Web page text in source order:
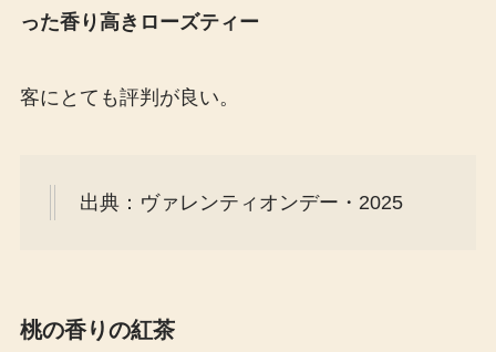
った香り高きローズティー
客にとても評判が良い。
出典：ヴァレンティオンデー・2025
桃の香りの紅茶